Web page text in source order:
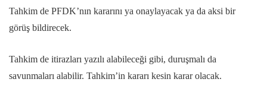
Tahkim de PFDK’nın kararını ya onaylayacak ya da aksi bir
görüş bildirecek.
Tahkim de itirazları yazılı alabileceği gibi, duruşmalı da
savunmaları alabilir. Tahkim’in kararı kesin karar olacak.